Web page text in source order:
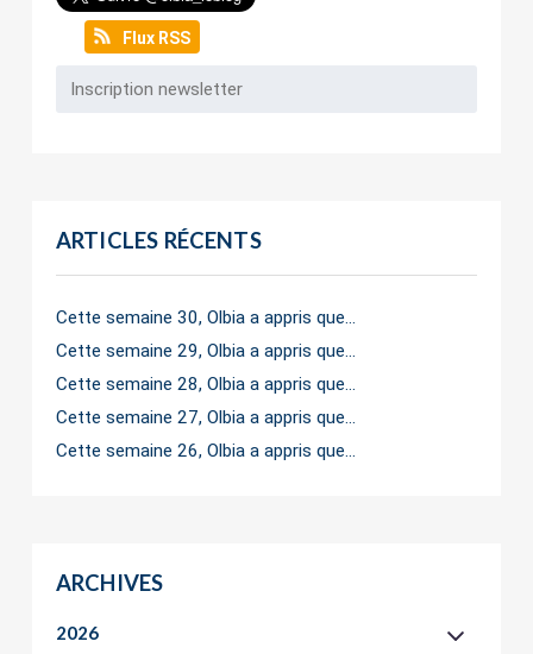
Flux RSS
ARTICLES RÉCENTS
Cette semaine 30, Olbia a appris que…
Cette semaine 29, Olbia a appris que…
Cette semaine 28, Olbia a appris que…
Cette semaine 27, Olbia a appris que…
Cette semaine 26, Olbia a appris que…
ARCHIVES
2026